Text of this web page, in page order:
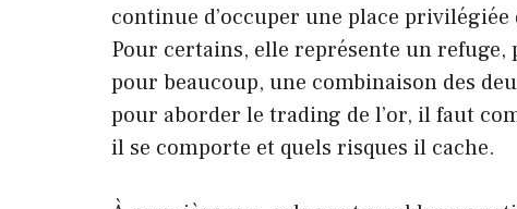
continue d’occuper une place
Pour certains, elle représente un
pour beaucoup, une combinaison des
pour aborder le trading de l’or, il faut
il se comporte et quels risques il cache.